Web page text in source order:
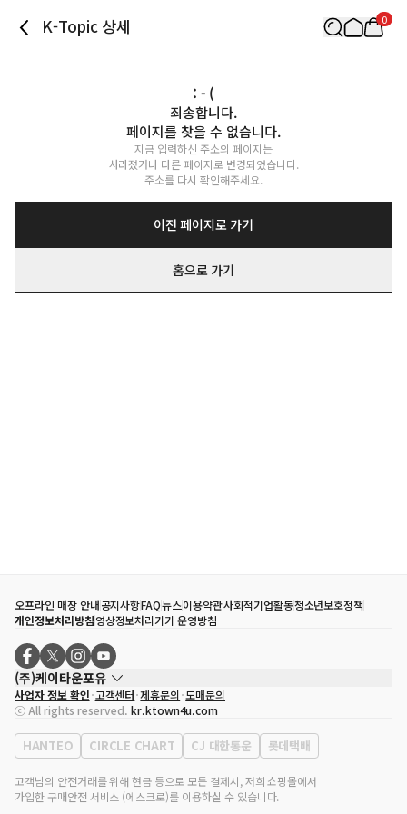
K-Topic 상세 0
: - (
죄송합니다.
페이지를 찾을 수 없습니다.
지금 입력하신 주소의 페이지는
사라졌거나 다른 페이지로 변경되었습니다.
주소를 다시 확인해주세요.
이전 페이지로 가기
홈으로 가기
오프라인 매장 안내공지사항FAQ뉴스이용약관사회적기업활동청소년보호정책
개인정보처리방침영상정보처리기기 운영방침
(주)케이타운포유
대표자
송효민
사업자등록번호
120-87-71116
통신판매업 신고번호 제2011-서울강남-02223
대표전화
02-552-9855
사업자 정보 확인 고객센터 제휴문의 도매문의
ⓒ All rights reserved. kr.ktown4u.com
HANTEO CIRCLE CHART CJ 대한통운 롯데택배
고객님의 안전거래를 위해 현금 등으로 모든 결제시, 저희 쇼핑몰에서
가입한 구매안전 서비스 (에스크로)를 이용하실 수 있습니다.